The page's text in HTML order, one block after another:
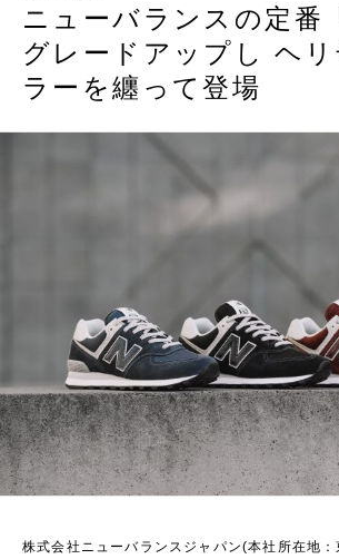
ニューバランスの定番
グレードアップし ヘリ
ラーを纏って登場
株式会社ニューバランスジャパン(本社所在地